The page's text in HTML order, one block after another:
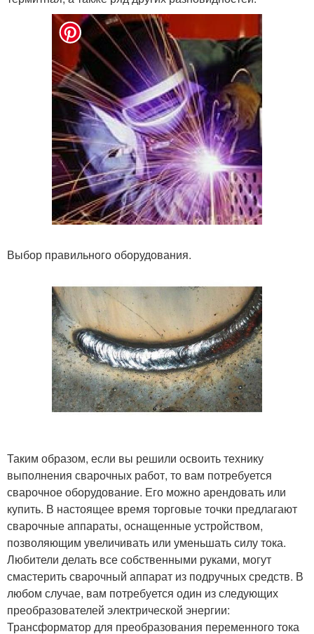
Выбор правильного оборудования.
Таким образом, если вы решили освоить технику
выполнения сварочных работ, то вам потребуется
сварочное оборудование. Его можно арендовать или
купить. В настоящее время торговые точки предлагают
сварочные аппараты, оснащенные устройством,
позволяющим увеличивать или уменьшать силу тока.
Любители делать все собственными руками, могут
смастерить сварочный аппарат из подручных средств. В
любом случае, вам потребуется один из следующих
преобразователей электрической энергии:
Трансформатор для преобразования переменного тока